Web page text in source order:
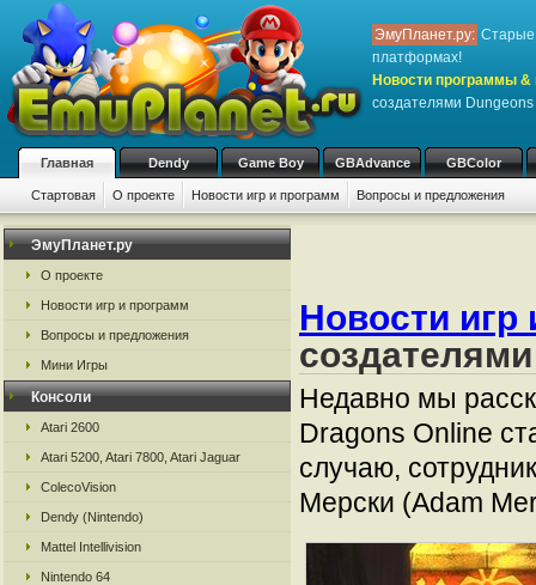
ЭмуПланет.ру: Старые
платформах!
Новости программы &
создателями
Главная Dendy Game Boy GBAdvance GBColor
Стартовая О проекте Новости игр и программ Вопросы и предложения
ЭмуПланет.ру
О проекте
Новости игр и программ
Вопросы и предложения
Мини Игры
Консоли
Atari 2600
Atari 5200, Atari 7800, Atari Jaguar
ColecoVision
Dendy (Nintendo)
Mattel Intellivision
Nintendo 64
Новости игр
Недавно мы
Dragons Online
случаю,
Мерски (Adam